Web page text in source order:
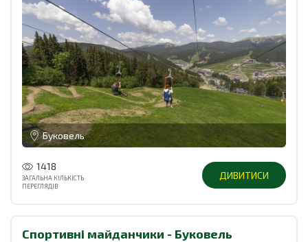
Буковель
1418
ЗАГАЛЬНА КІЛЬКІСТЬ
ПЕРЕГЛЯДІВ
ДИВИТИСИ
Спортивні майданчики - Буковель